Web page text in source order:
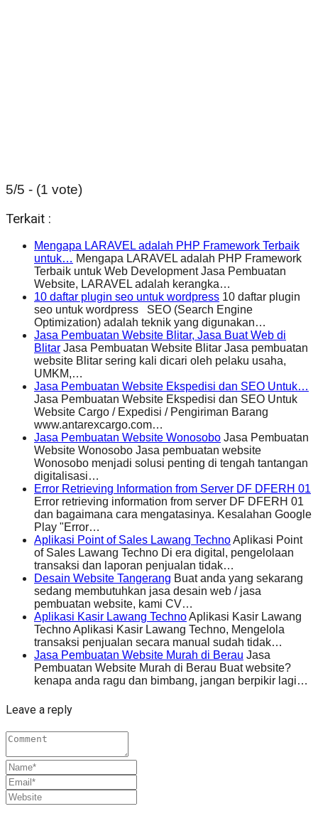
5/5 - (1 vote)
Terkait :
Mengapa LARAVEL adalah PHP Framework Terbaik
untuk… Mengapa LARAVEL adalah PHP Framework
Terbaik untuk Web Development Jasa Pembuatan
Website, LARAVEL adalah kerangka…
10 daftar plugin seo untuk wordpress 10 daftar plugin
seo untuk wordpress SEO (Search Engine
Optimization) adalah teknik yang digunakan…
Jasa Pembuatan Website Blitar, Jasa Buat Web di
Blitar Jasa Pembuatan Website Blitar Jasa pembuatan
website Blitar sering kali dicari oleh pelaku usaha,
UMKM,…
Jasa Pembuatan Website Ekspedisi dan SEO Untuk…
Jasa Pembuatan Website Ekspedisi dan SEO Untuk
Website Cargo / Expedisi / Pengiriman Barang
www.antarexcargo.com…
Jasa Pembuatan Website Wonosobo Jasa Pembuatan
Website Wonosobo Jasa pembuatan website
Wonosobo menjadi solusi penting di tengah tantangan
digitalisasi…
Error Retrieving Information from Server DF DFERH 01
Error retrieving information from server DF DFERH 01
dan bagaimana cara mengatasinya. Kesalahan Google
Play "Error…
Aplikasi Point of Sales Lawang TechnoAplikasi Point
of Sales Lawang Techno Di era digital, pengelolaan
transaksi dan laporan penjualan tidak…
Desain Website Tangerang Buat anda yang sekarang
sedang membutuhkan jasa desain web / jasa
pembuatan website, kami CV…
Aplikasi Kasir Lawang TechnoAplikasi Kasir Lawang
Techno Aplikasi Kasir Lawang Techno, Mengelola
transaksi penjualan secara manual sudah tidak…
Jasa Pembuatan Website Murah di Berau Jasa
Pembuatan Website Murah di Berau Buat website?
kenapa anda ragu dan bimbang, jangan berpikir lagi…
Leave a reply